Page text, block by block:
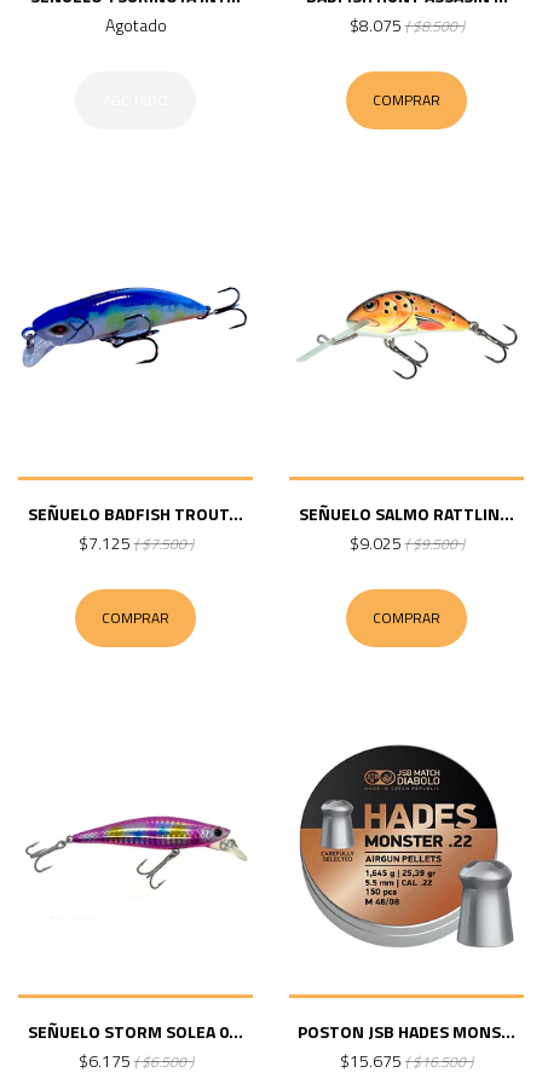
Agotado
$8.075( $8.500 )
COMPRAR
SEÑUELO BADFISH TROUT...
$7.125( $7.500 )
COMPRAR
SEÑUELO SALMO RATTLIN...
$9.025( $9.500 )
COMPRAR
SEÑUELO STORM SOLEA 0...
$6.175( $6.500 )
POSTON JSB HADES MONS...
$15.675 ( $16.500 )